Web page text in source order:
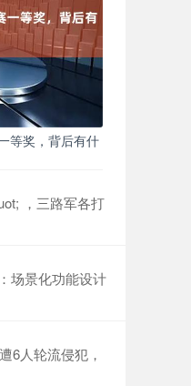
等奖，背后有什
，三路军各打
场景化功能设计
6人轮流侵犯，